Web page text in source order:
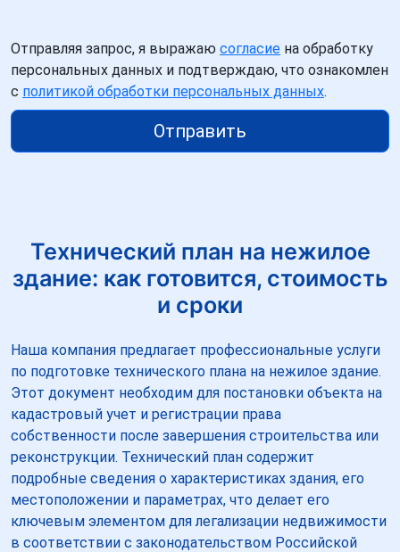
Отправляя запрос, я выражаю согласие на обработку
персональных данных и подтверждаю, что ознакомлен
с политикой обработки персональных данных.
Отправить
Технический план на нежилое
здание: как готовится, стоимость
и сроки
Наша компания предлагает профессиональные услуги
по подготовке технического плана на нежилое здание.
Этот документ необходим для постановки объекта на
кадастровый учет и регистрации права
собственности после завершения строительства или
реконструкции. Технический план содержит
подробные сведения о характеристиках здания, его
местоположении и параметрах, что делает его
ключевым элементом для легализации недвижимости
в соответствии с законодательством Российской